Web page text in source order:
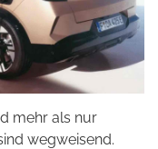
mehr als nur
wegweisend.